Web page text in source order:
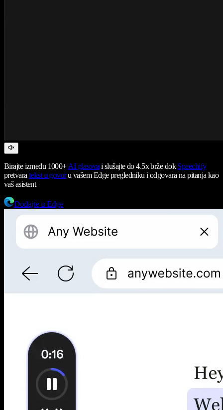
Birajte između 1000+AI glasova i slušajte do 4.5x brže dokSpeechify
pretvara tekst u govoru vašem Edge pregledniku i odgovara na pitanja kao
vaš asistent
Dodajte u Edge